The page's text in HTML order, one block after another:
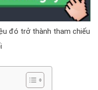
đó trở thành tham chiếu